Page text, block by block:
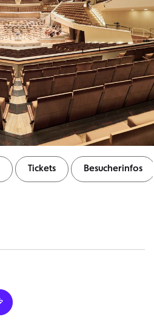
Tickets Besucherinfos